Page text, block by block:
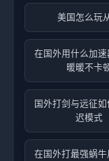
美国怎么玩
在国外用什么加
暖暖不卡
国外打剑与远征
迟模式
在国外打最强蜗牛